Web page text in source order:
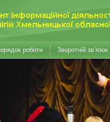
роботи Зворотній зв’язок